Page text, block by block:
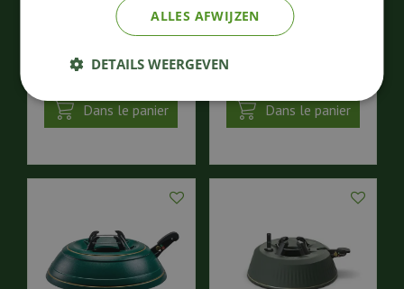
Krinner Kopenhagen
eik/zwart
€ 200,00
Dans le panier
Krinner x-280 deluxe
Dans le panier
ALLES AFWIJZEN
DETAILS WEERGEVEN